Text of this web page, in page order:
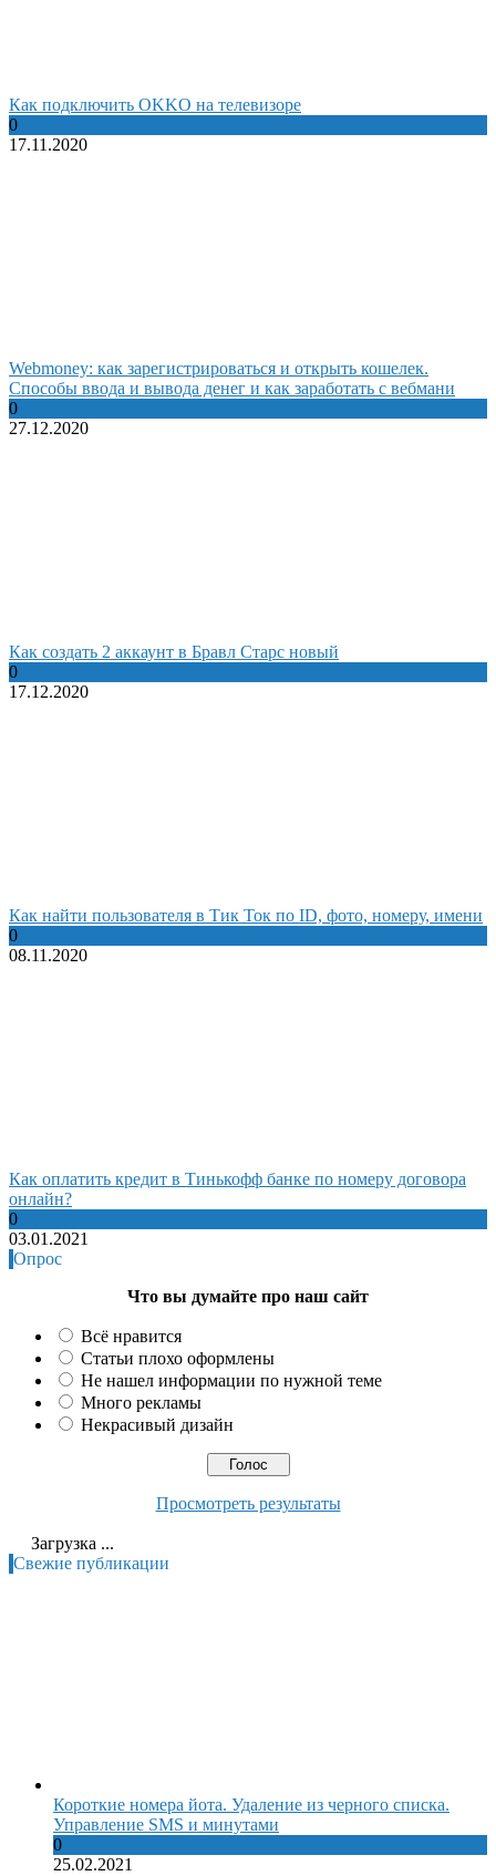
Как подключить OKKO на телевизоре
0
17.11.2020
Webmoney: как зарегистрироваться и открыть кошелек.
Способы ввода и вывода денег и как заработать с вебмани
0
27.12.2020
Как создать 2 аккаунт в Бравл Старс новый
0
17.12.2020
Как найти пользователя в Тик Ток по ID, фото, номеру, имени
0
08.11.2020
Как оплатить кредит в Тинькофф банке по номеру договора
онлайн?
0
03.01.2021
Опрос
Что вы думайте про наш сайт
Всё нравится
Статьи плохо оформлены
Не нашел информации по нужной теме
Много рекламы
Некрасивый дизайн
Просмотреть результаты
Загрузка ...
Свежие публикации
Короткие номера йота. Удаление из черного списка.
Управление SMS и минутами
0
25.02.2021